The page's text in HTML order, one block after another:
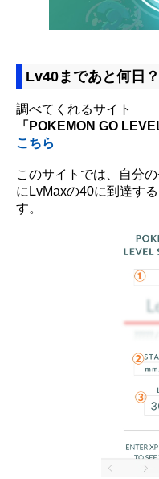
Lv40まであと何日？
調べてくれるサイト
「POKEMON GO
こちら
このサイトでは、自分
にLvMaxの40に到達す
す。